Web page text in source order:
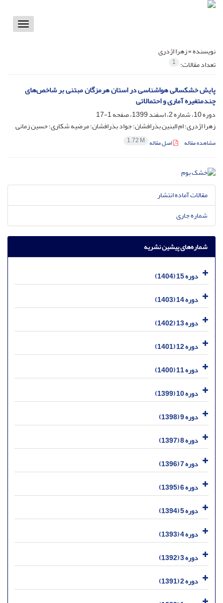
Toggle
نویسنده =زهرا اژدری
تعداد مقالات: 1
پایش خشکسالی هواشناسی در استان هرمزگان مبتنی بر شاخص‌های
چندمتغیره آماری و احتمالاتی
دوره 10، شماره 2، اسفند 1399، صفحه
1-17
زهرا اژدری؛ ام البنین بذرافشان؛ جواد بذرافشان؛ مرضیه شکاری؛ حسین زمانی
مشاهده مقاله اصل مقاله 1.72 M
مقالات آماده انتشار
شماره جاری
شماره‌های پیشین نشریه
دوره 15 (1404)
دوره 14 (1403)
دوره 13 (1402)
دوره 12 (1401)
دوره 11 (1400)
دوره 10 (1399)
دوره 9 (1398)
دوره 8 (1397)
دوره 7 (1396)
دوره 6 (1395)
دوره 5 (1394)
دوره 4 (1393)
دوره 3 (1392)
دوره 2 (1391)